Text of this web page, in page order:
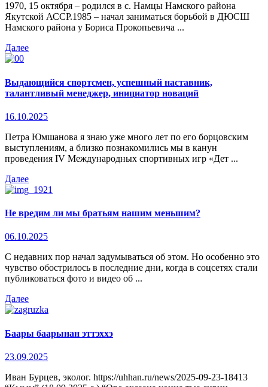
1970, 15 октября – родился в с. Намцы Намского района
Якутской АССР.1985 – начал заниматься борьбой в ДЮСШ
Намского района у Бориса Прокопьевича ...
Далее
Выдающийся спортсмен, успешный наставник,
талантливый менеджер, инициатор новаций
16.10.2025
Петра Юмшанова я знаю уже много лет по его борцовским
выступлениям, а близко познакомились мы в канун
проведения IV Международных спортивных игр «Дет ...
Далее
Не вредим ли мы братьям нашим меньшим?
06.10.2025
С недавних пор начал задумываться об этом. Но особенно это
чувство обострилось в последние дни, когда в соцсетях стали
публиковаться фото и видео об ...
Далее
Баары баарынан эттэххэ
23.09.2025
Иван Бурцев, эколог. https://uhhan.ru/news/2025-09-23-18413